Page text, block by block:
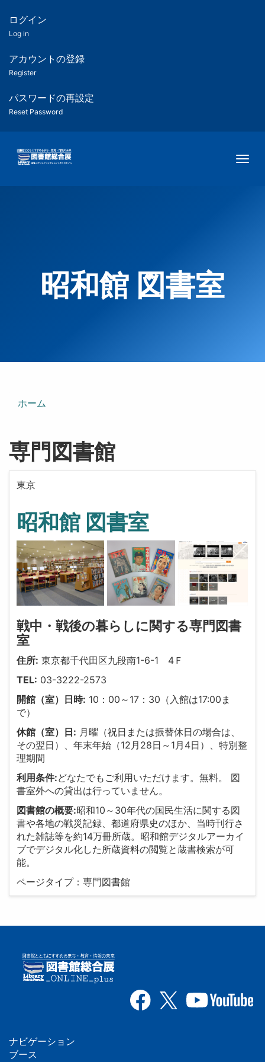
ツ
匿
名
ユ
ー
ー
用
メ
ログイン
Log in
アカウントの登録
Register
パスワードの再設定
Reset Password
昭和館 図書室
ホーム
専門図書館
東京
昭和館 図書室
戦中・戦後の暮らしに関する専門図書
室
住所: 東京都千代田区九段南1-6-1 4Ｆ
TEL: 03-3222-2573
開館（室）日時: 10：00～17：30（入館は17:00ま
で）
休館（室）日: 月曜（祝日または振替休日の場合は、
その翌日）、年末年始（12月28日～1月4日）、特別整
理期間
利用条件:どなたでもご利用いただけます。無料。 図
書室外への貸出は行っていません。
図書館の概要:昭和10～30年代の国民生活に関する図
書や各地の戦災記録、都道府県史のほか、当時刊行さ
れた雑誌等を約14万冊所蔵。昭和館デジタルアーカイ
ブでデジタル化した所蔵資料の閲覧と蔵書検索が可
能。
ページタイプ：専門図書館
ナビゲーション
ブース